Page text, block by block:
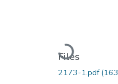
Loading...
Files
2173-1.pdf